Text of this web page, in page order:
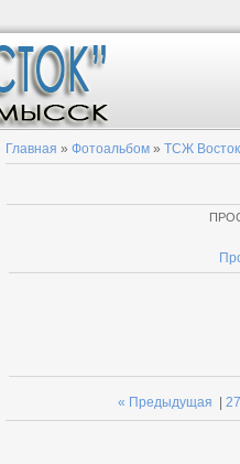
Главная » Фотоальбом » ТСЖ Восток
« Предыдущая